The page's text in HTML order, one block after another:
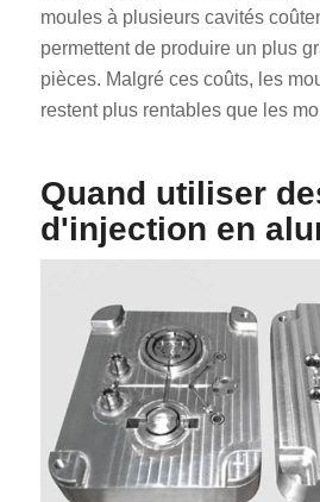
moules à plusieurs cavités
permettent de produire un plus
pièces. Malgré ces coûts, les
restent plus rentables que les
Quand utiliser
d'injection en